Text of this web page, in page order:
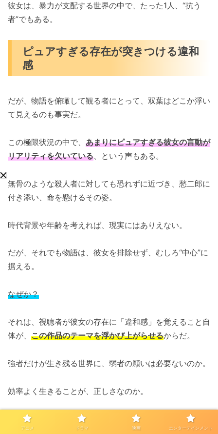
彼女は、暴力が支配する世界の中で、たった1人、“抗う
者”でもある。
ピュアすぎる存在が突きつける違和
感
だが、物語を俯瞰して観る者にとって、双葉はどこか浮い
て見えるのも事実だ。
この極限状況の中で、 あまりにピュアすぎる彼女の言動が
リアリティを欠いている、という声もある。
無骨のような殺人者に対しても恐れずに近づき、愁二郎に
付き添い、命を懸けるその姿。
時代背景や年齢を考えれば、現実にはありえない。
だが、それでも物語は、彼女を排除せず、むしろ“中心”に
据える。
なぜか？
それは、視聴者が彼女の存在に「違和感」を覚えること自
体が、 この作品のテーマを浮かび上がらせるからだ。
強者だけが生き残る世界に、弱者の願いは必要ないのか。
効率よく生きることが、正しさなのか。
そうした現代的な問いを、
双葉というキャラクターを通し
アニメ ドラマ 映画 エンターテインメント